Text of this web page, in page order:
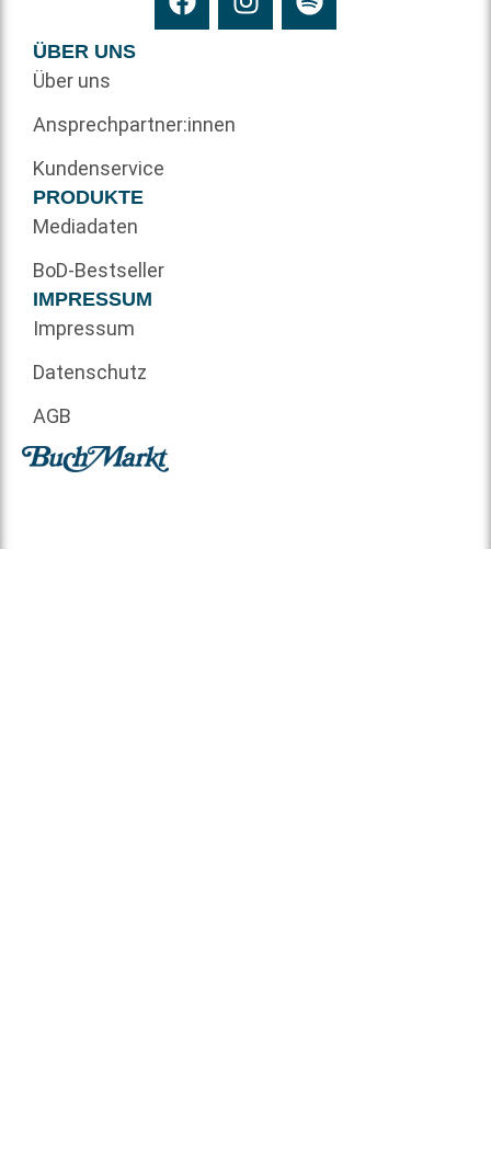
ÜBER UNS
Über uns
Ansprechpartner:innen
Kundenservice
PRODUKTE
Mediadaten
BoD-Bestseller
IMPRESSUM
Impressum
Datenschutz
AGB